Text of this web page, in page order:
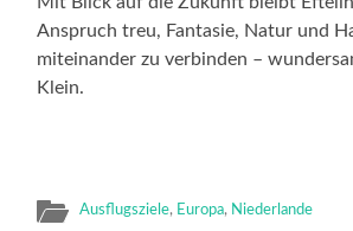
Anspruch treu, Fantasie, Natur und
miteinander zu verbinden –
Klein.
Ausflugsziele, Europa, Niederlande